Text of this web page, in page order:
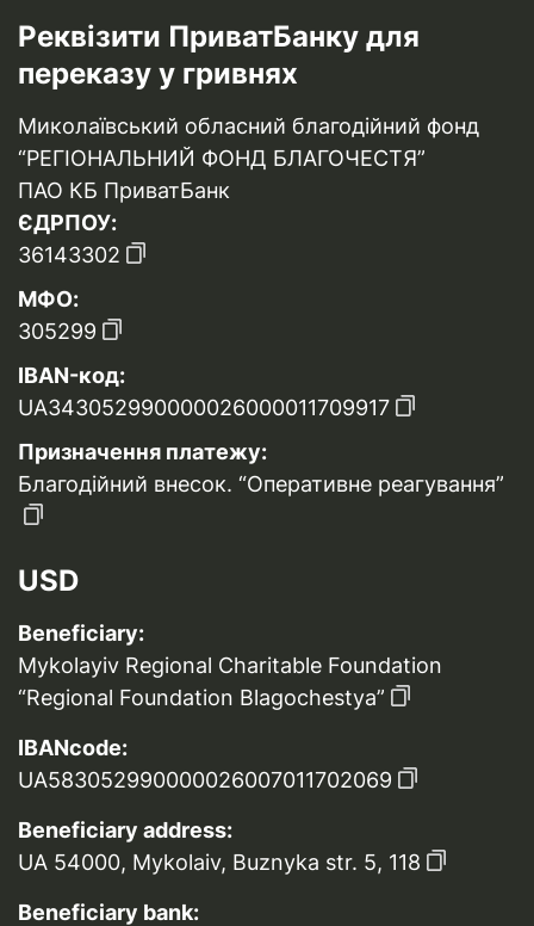
Реквізити ПриватБанку для
переказу у гривнях
Миколаївський обласний благодійний фонд
“РЕГІОНАЛЬНИЙ ФОНД БЛАГОЧЕСТЯ”
ПАО КБ ПриватБанк
ЄДРПОУ:
36143302
МФО:
305299
IBAN-код:
UA343052990000026000011709917
Призначення платежу:
Благодійний внесок. “Оперативне реагування”
USD
Beneficiary:
Mykolayiv Regional Charitable Foundation
“Regional Foundation Blagochestya”
IBANcode:
UA583052990000026007011702069
Beneficiary address:
UA 54000, Mykolaiv, Buznyka str. 5, 118
Beneficiary bank: